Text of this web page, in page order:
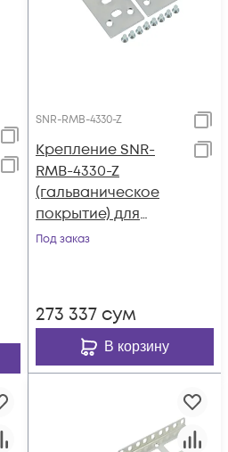
SNR-RMB-4330-Z
Крепление SNR-
RMB-4330-Z
(гальваническое
покрытие) для
маршрутизаторов
Под заказ
273 337 сум
В корзину